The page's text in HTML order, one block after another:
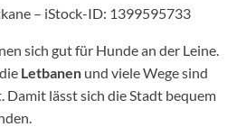
– iStock-ID: 1399595733
sich gut für Hunde an der Leine.
Letbanen und viele Wege sind
Damit lässt sich die Stadt bequem